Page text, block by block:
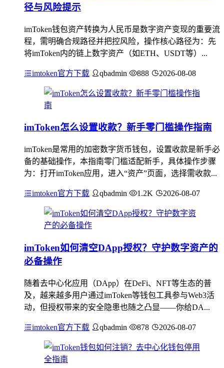
径与风险提示
imToken钱包资产转换为人民币是数字资产变现的重要流
程，需明确合规路径并把控风险，操作核心路径为：先
将imToken内的链上数字资产（如ETH、USDT等）...
imtoken官方下载 qbadmin 888 2026-08-08
imToken怎么设置收款？新手零门槛操作指南
imToken是常用的加密数字货币钱包，设置收款是新手必
备的基础操作，本指南零门槛适配新手，具体操作步骤
为：打开imToken应用，进入“资产”页面，选择需收款...
imtoken官方下载 qbadmin 1.2K 2026-08-07
imToken如何清空DApp授权？守护数字资产的
必备操作
随着去中心化应用（DApp）在DeFi、NFT等生态的普
及，越来越多用户通过imToken等钱包工具参与Web3活
动，但授权带来的安全隐患也随之凸显——你给DA...
imtoken官方下载 qbadmin 878 2026-08-07